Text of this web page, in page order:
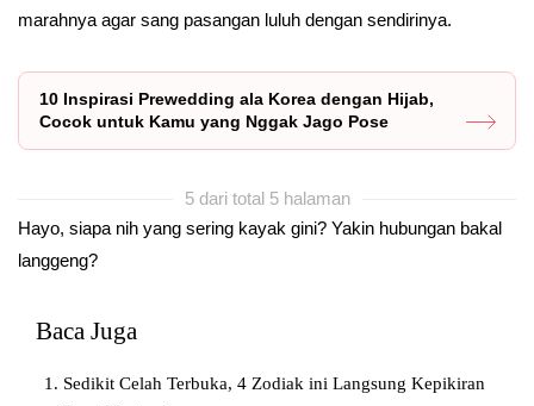
marahnya agar sang pasangan luluh dengan sendirinya.
10 Inspirasi Prewedding ala Korea dengan Hijab,
Cocok untuk Kamu yang Nggak Jago Pose
5 dari total 5 halaman
Hayo, siapa nih yang sering kayak gini? Yakin hubungan bakal
langgeng?
Baca Juga
Sedikit Celah Terbuka, 4 Zodiak ini Langsung Kepikiran